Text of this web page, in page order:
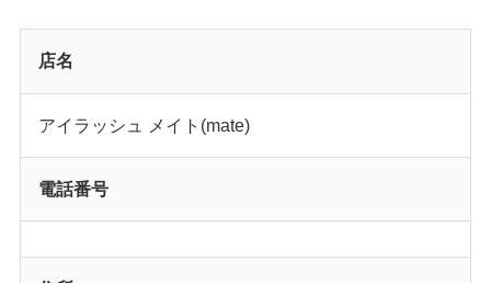
店名
アイラッシュ メイト(mate)
電話番号